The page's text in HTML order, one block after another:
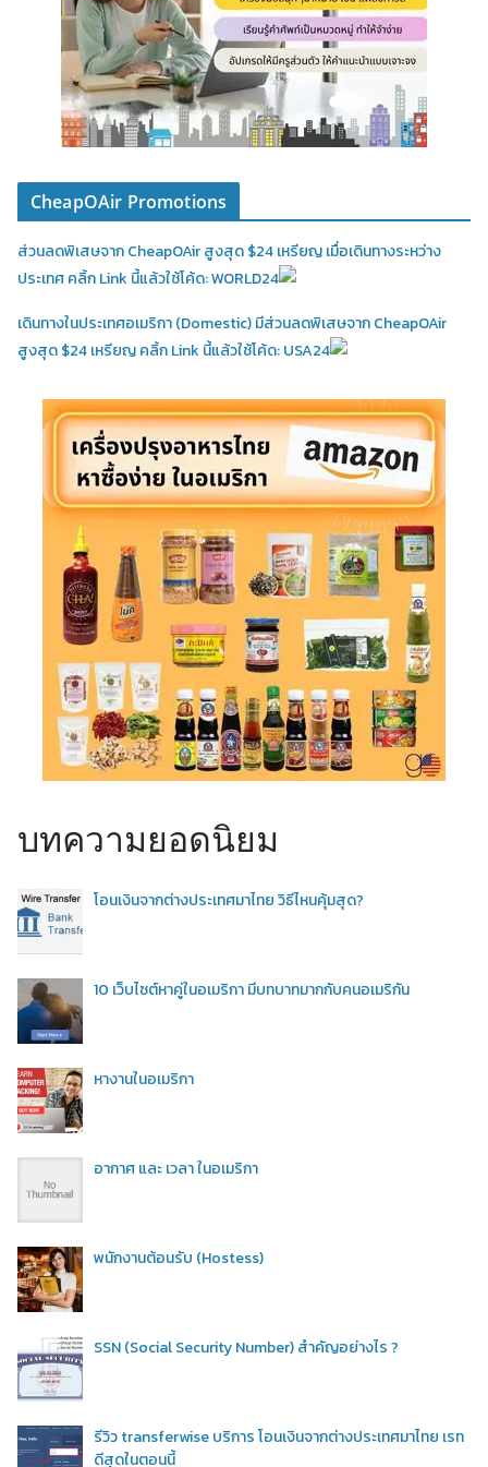
CheapOAir Promotions
ส่วนลดพิเสษจาก CheapOAir สูงสุด $24 เหรียญ เมื่อเดินทางระหว่าง
ประเทศ คลิ้ก Link นี้แล้วใช้โค้ด: WORLD24
เดินทางในประเทศอเมริกา (Domestic)มีส่วนลดพิเสษจาก CheapOAir
สูงสุด $24 เหรียญ คลิ้ก Link นี้แล้วใช้โค้ด: USA24
บทความยอดนิยม
โอนเงินจากต่างประเทศมาไทย วิธีไหนคุ้มสุด?
10 เว็บไซต์หาคู่ในอเมริกา มีบทบาทมากกับคนอเมริกัน
หางานในอเมริกา
อากาศ และ เวลา ในอเมริกา
พนักงานต้อนรับ (Hostess)
SSN (Social Security Number) สำคัญอย่างไร ?
รีวิว transferwise บริการ โอนเงินจากต่างประเทศมาไทย เรท
ดีสุดในตอนนี้